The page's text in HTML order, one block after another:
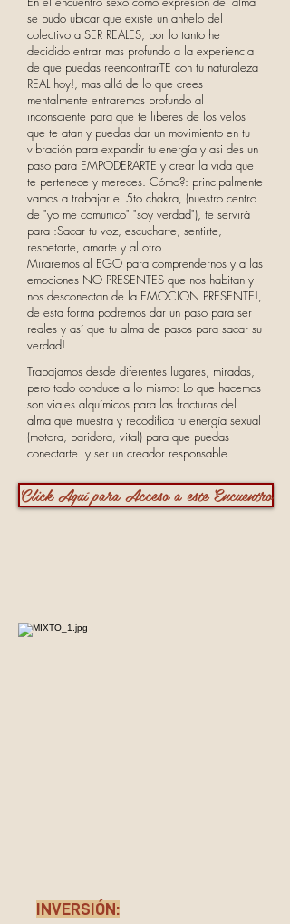
se pudo ubicar que existe un anhelo del
colectivo a SER REALES, por lo tanto he
decidido entrar mas profundo a la experiencia
de que puedas reencontrarTE con tu naturaleza
REAL hoy!, mas allá de lo que crees
mentalmente entraremos profundo al
inconsciente para que te liberes de los velos
que te atan y puedas dar un movimiento en tu
vibración para expandir tu energía y asi des un
paso para EMPODERARTE y crear la vida que
te pertenece y mereces. Cómo?: principalmente
vamos a trabajar el 5to chakra, (nuestro centro
de "yo me comunico" "soy verdad"), te servirá
para :Sacar tu voz, escucharte, sentirte,
respetarte, amarte y al otro.
Miraremos al EGO para comprendernos y a las
emociones NO PRESENTES que nos habitan y
nos desconectan de la EMOCION PRESENTE!,
de esta forma podremos dar un paso para ser
reales y así que tu alma de pasos para sacar su
verdad!
Trabajamos desde diferentes lugares, miradas,
pero todo conduce a lo mismo: Lo que hacemos
son viajes alquímicos para las fracturas del
alma que muestra y recodifica tu energía sexual
(motora, paridora, vital) para que puedas
conectarte y ser un creador responsable.
Click Aquí para Acceso a este Encuentro
INVERSIÓN: